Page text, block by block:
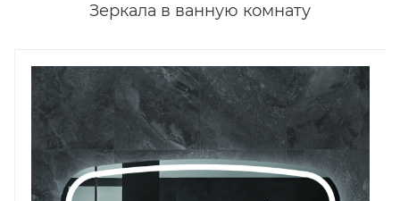
Зеркала в ванную комнату